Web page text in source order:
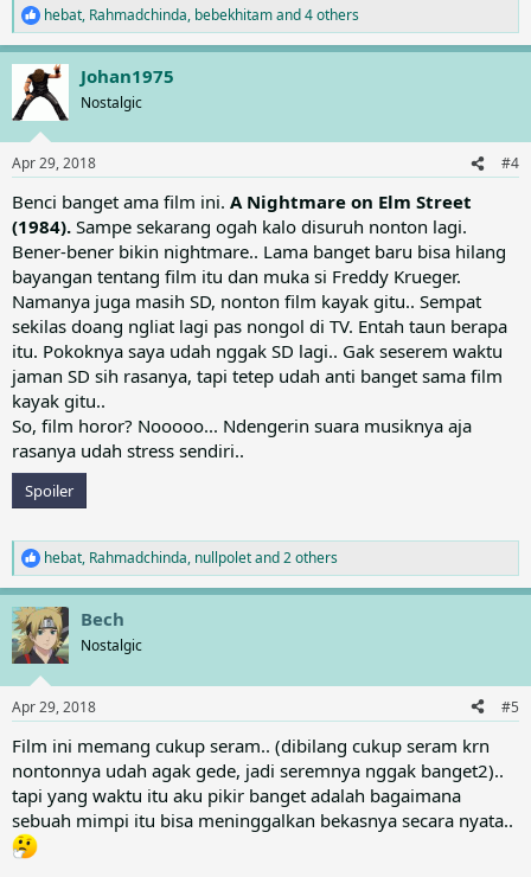
R
e
a
c
t
i
s
:
hebat, Rahmadchinda, bebekhitamand 4 others
Johan1975
Nostalgic
Apr 29, 2018 #4
Benci banget ama film ini. A Nightmare on Elm Street
(1984). Sampe sekarang ogah kalo disuruh nonton lagi.
Bener-bener bikin nightmare.. Lama banget baru bisa hilang
bayangan tentang film itu dan muka si Freddy Krueger.
Namanya juga masih SD, nonton film kayak gitu.. Sempat
sekilas doang ngliat lagi pas nongol di TV. Entah taun berapa
itu. Pokoknya saya udah nggak SD lagi.. Gak seserem waktu
jaman SD sih rasanya, tapi tetep udah anti banget sama film
kayak gitu..
So, film horor? Nooooo... Ndengerin suara musiknya aja
rasanya udah stress sendiri..
Spoiler
R
e
a
c
t
i
s
:
hebat, Rahmadchinda, nullpoletand 2 others
Bech
Nostalgic
Apr 29, 2018 #5
Film ini memang cukup seram.. (dibilang cukup seram krn
nontonnya udah agak gede, jadi seremnya nggak banget2)..
tapi yang waktu itu aku pikir banget adalah bagaimana
sebuah mimpi itu bisa meninggalkan bekasnya secara nyata..